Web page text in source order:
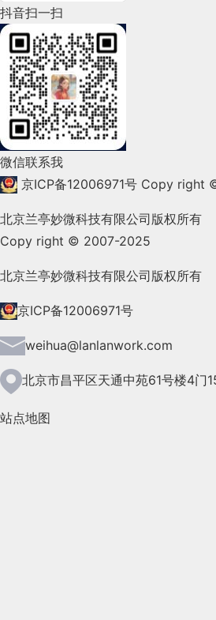
2022年4月(86)
2022年3月(119)
2022年2月(53)
2022年1月(99)
2021年12月(105)
2021年9月(153)
2021年8月(147)
2021年7月(149)
2021年6月(157)
2021年5月(124)
抖音扫一扫
微信联系我
京ICP备12006971号 Copy right
北京兰亭妙微科技有限公司版权所有
Copy right © 2007-2025
北京兰亭妙微科技有限公司版权所有
京ICP备12006971号
weihua@lanlanwork.com
北京市昌平区天通中苑61号楼4门
站点地图